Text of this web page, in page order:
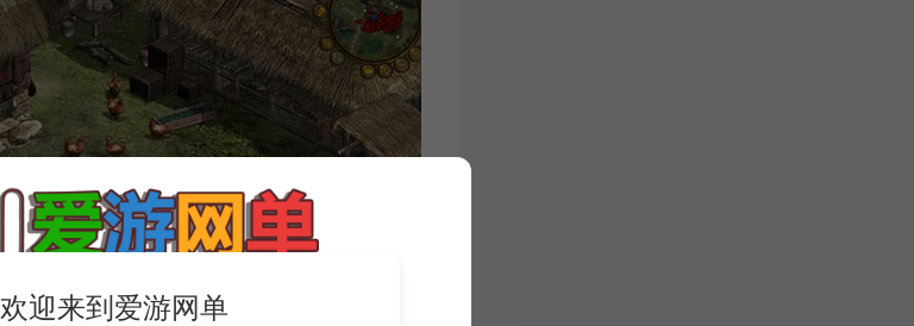
欢迎来到爱游网单